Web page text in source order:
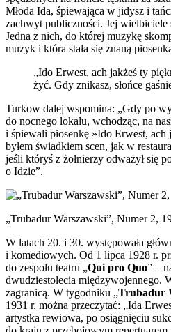
Młoda Ida, śpiewająca w jidysz i
zachwyt publiczności. Jej wielbiciele
Jedna z nich, do której muzykę
muzyk i która stała się znaną
„Ido Erwest, ach jakżeś ty
żyć. Gdy znikasz, słońce
Turkow dalej wspomina: „Gdy po
do nocnego lokalu, wchodząc, na
i śpiewali piosenkę »Ido Erwest,
byłem świadkiem scen, jak w
jeśli któryś z żołnierzy odważył się
o Idzie”.
„Trubadur Warszawski”, Numer 2,
W latach 20. i 30. występowała
i komediowych. Od 1 lipca 1928 r.
do zespołu teatru „Qui pro Quo” –
dwudziestolecia międzywojennego.
zagranicą. W tygodniku „Trubadur
1931 r. można przeczytać: „Ida
artystka rewiowa, po osiągnięciu